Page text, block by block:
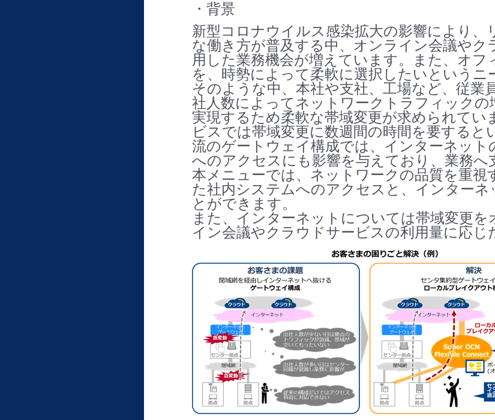
・背景
新型コロナウイルス感染拡大の影響により
な働き方が普及する中、オンライン会議や
用した業務機会が増えています。また、オ
を、時勢によって柔軟に選択したいというニ
そのような中、本社や支社、工場など、従業
社人数によってネットワークトラフィック
実現するため柔軟な帯域変更が求められて
ビスでは帯域変更に数週間の時間を要する
流のゲートウェイ構成では、インターネッ
へのアクセスにも影響を与えており、業務へ
本メニューでは、ネットワークの品質を重視
た社内システムへのアクセスと、インター
とができます。
また、インターネットについては帯域変更
イン会議やクラウドサービスの利用量に応じ